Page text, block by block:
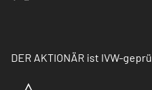
DER AKTIONÄR ist IVW-